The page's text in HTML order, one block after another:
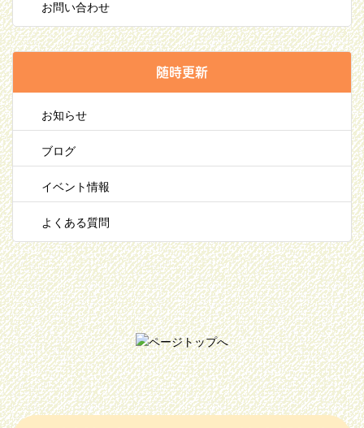
お問い合わせ
随時更新
お知らせ
ブログ
イベント情報
よくある質問